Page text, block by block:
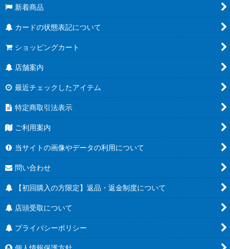
新着商品
カードの状態表記について
ショッピングカート
店舗案内
最近チェックしたアイテム
特定商取引法表示
ご利用案内
当サイトの画像やデータの利用について
問い合わせ
【初回購入の方限定】返品・返金制度について
店頭受取について
プライバシーポリシー